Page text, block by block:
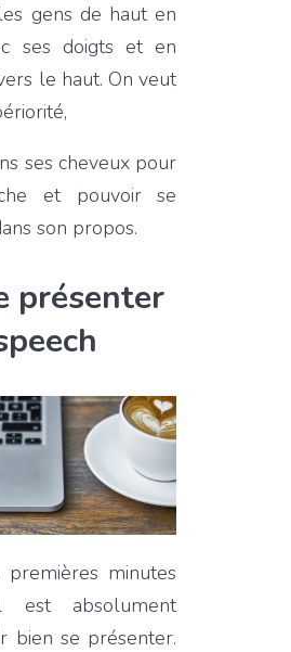
gens de haut en
ses doigts et en
le haut. On veut
ses cheveux pour
et pouvoir se
son propos.
présenter
minutes
est absolument
bien se présenter.